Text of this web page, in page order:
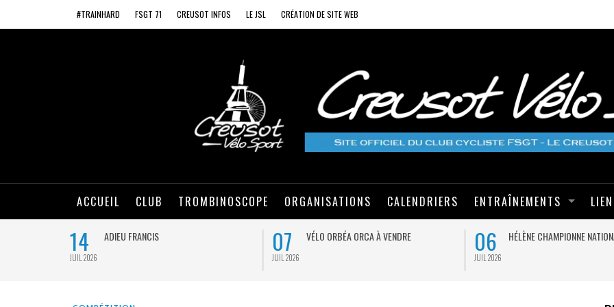
#TRAINHARD FSGT 71 CREUSOT INFOS LE JSL CRÉATION DE SITE WEB
ACCUEIL CLUB TROMBINOSCOPE ORGANISATIONS CALENDRIERS ENTRAÎNEMENTS
14
JUIL 2026
ADIEU FRANCIS 07
JUIL 2026
VÉLO ORBÉA ORCA À VENDRE 06
JUIL 2026
HÉLÈNE CHAMPIONNE